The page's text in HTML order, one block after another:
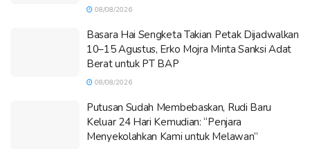
08/08/2026
Basara Hai Sengketa Takian Petak Dijadwalkan
10–15 Agustus, Erko Mojra Minta Sanksi Adat
Berat untuk PT BAP
08/08/2026
Putusan Sudah Membebaskan, Rudi Baru
Keluar 24 Hari Kemudian: “Penjara
Menyekolahkan Kami untuk Melawan”